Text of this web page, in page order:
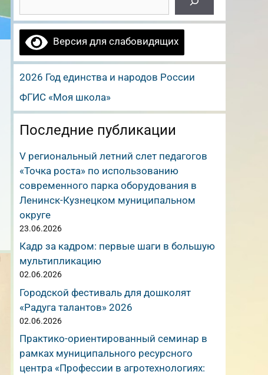
Версия для слабовидящих
2026 Год единства и народов России
ФГИС «Моя школа»
Последние публикации
V региональный летний слет педагогов
«Точка роста» по использованию
современного парка оборудования в
Ленинск-Кузнецком муниципальном
округе
23.06.2026
Кадр за кадром: первые шаги в большую
мультипликацию
02.06.2026
Городской фестиваль для дошколят
«Радуга талантов» 2026
02.06.2026
Практико-ориентированный семинар в
рамках муниципального ресурсного
центра «Профессии в агротехнологиях: